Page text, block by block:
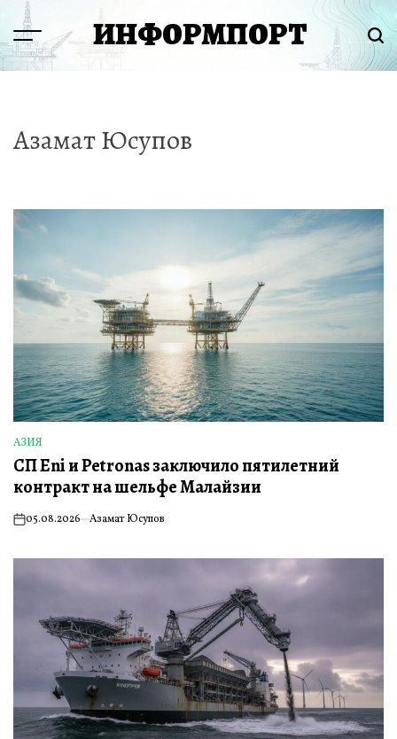
Перейти
содержимому
Menu ИНФОРМПОРТ
Азамат Юсупов
ОПУБЛИКОВАНО
В
АЗИЯ
СП Eni и Petronas заключило пятилетний
контракт на шельфе Малайзии
on05.08.2026 Азамат Юсупов